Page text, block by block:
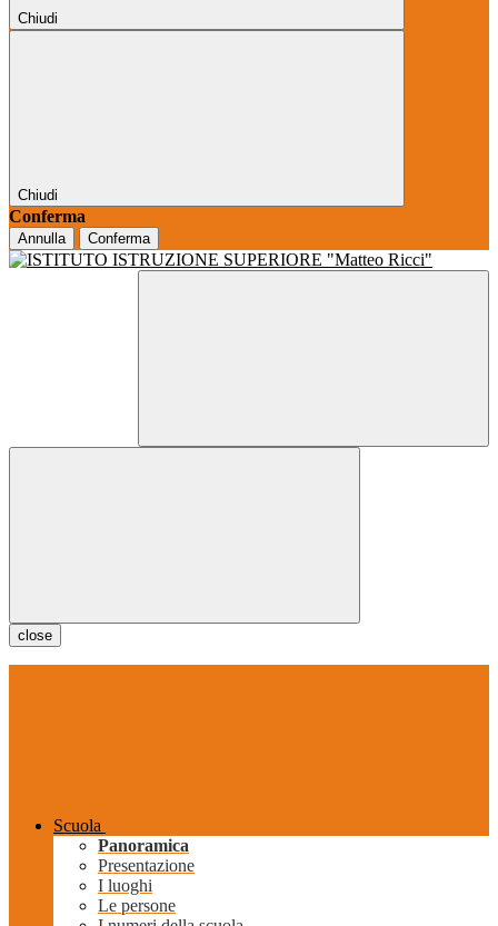
Chiudi
Chiudi
Conferma
Annulla Conferma
close
Scuola
Panoramica
Presentazione
I luoghi
Le persone